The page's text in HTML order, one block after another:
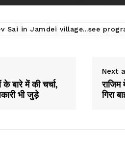
Sai in Jamdei village...see
बारे में की चर्चा,
भी जुड़े
Next
गिरा